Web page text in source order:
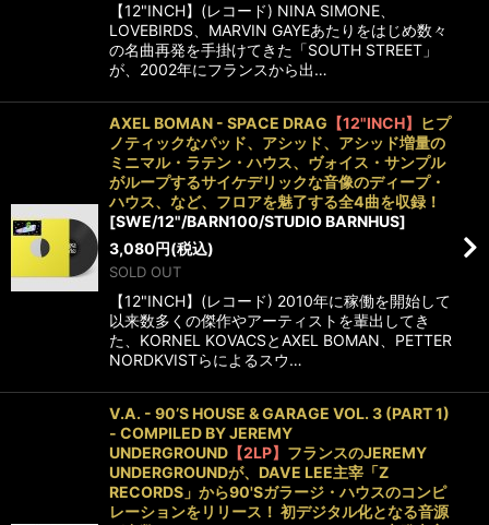
【12"INCH】(レコード) NINA SIMONE、
LOVEBIRDS、MARVIN GAYEあたりをはじめ数々
の名曲再発を手掛けてきた「SOUTH STREET」
が、2002年にフランスから出…
AXEL BOMAN - SPACE DRAG 【12"INCH】
ヒプ
ノティックなパッド、アシッド、アシッド増量の
ミニマル・ラテン・ハウス、ヴォイス・サンプル
がループするサイケデリックな音像のディープ・
ハウス、など、フロアを魅了する全4曲を収録！
[SWE/12"/BARN100/STUDIO BARNHUS]
3,080円(税込)
SOLD OUT
【12"INCH】(レコード) 2010年に稼働を開始して
以来数多くの傑作やアーティストを輩出してき
た、KORNEL KOVACSとAXEL BOMAN、PETTER
NORDKVISTらによるスウ…
V.A. - 90’S HOUSE & GARAGE VOL. 3 (PART 1)
- COMPILED BY JEREMY
UNDERGROUND 【2LP】 フランスのJEREMY
UNDERGROUNDが、DAVE LEE主宰「Z
RECORDS」から90'Sガラージ・ハウスのコンピ
レーションをリリース！ 初デジタル化となる音源